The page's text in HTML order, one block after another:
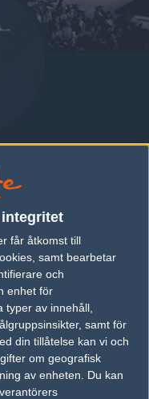
får åtkomst till
samt bearbetar
och
enhet för
typer av innehåll,
samt för
din tillåtelse kan vi och
om geografisk
av enheten. Du kan
VISION GAMING
Matcher
Offensive-spelare
Vision Gaming.